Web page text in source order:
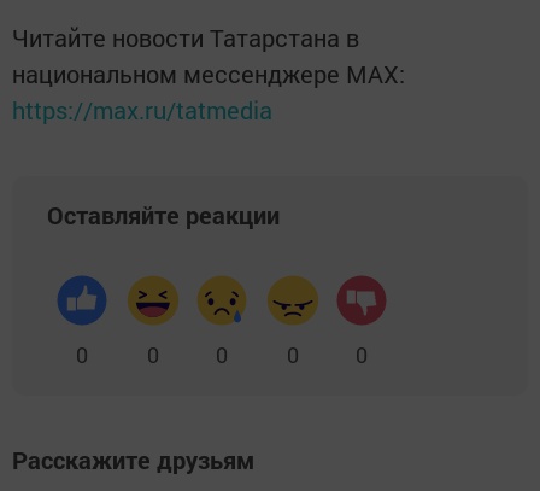
Читайте новости Татарстана в
национальном мессенджере MАХ:
https://max.ru/tatmedia
Оставляйте реакции
0 0 0 0 0
Расскажите друзьям